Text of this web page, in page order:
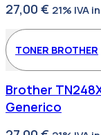
27,00 € 21% IVA
TONER BROTHER
Brother
Generico